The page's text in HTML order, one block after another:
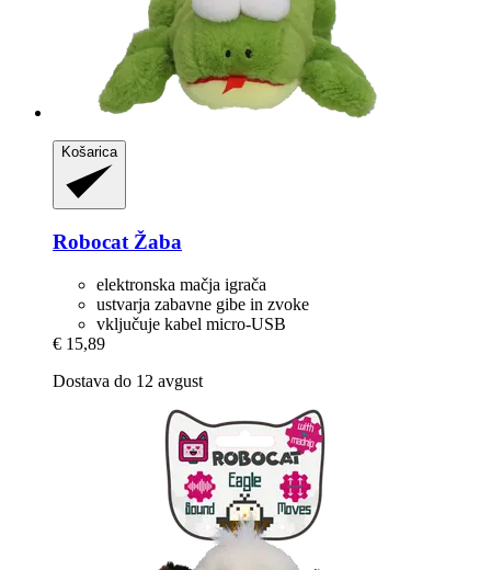
Košarica
Robocat Žaba
elektronska mačja igrača
ustvarja zabavne gibe in zvoke
vključuje kabel micro-USB
€ 15,89
Dostava do 12 avgust